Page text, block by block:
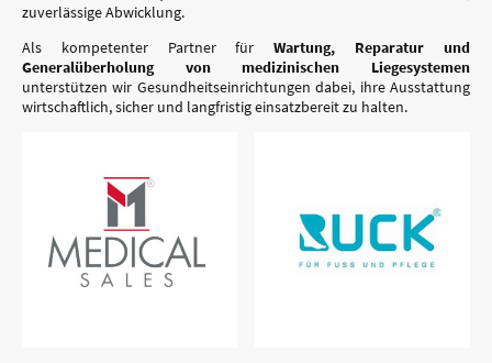
zuverlässige Abwicklung.
Als kompetenter Partner fürWartung, Reparatur und
Generalüberholung von medizinischen Liegesystemen
unterstützen wir Gesundheitseinrichtungen dabei, ihre Ausstattung
wirtschaftlich, sicher und langfristig einsatzbereit zu halten.